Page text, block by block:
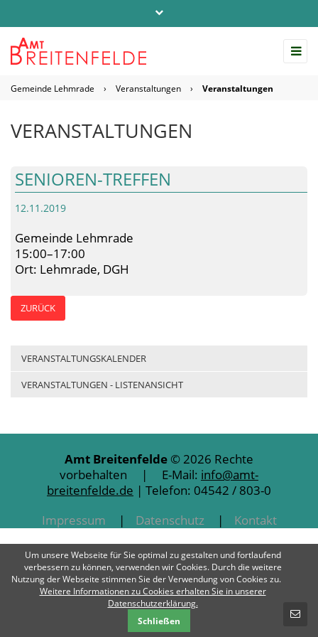
SCHNELLKONTAKT
E-Mail-Nachricht - Amt Breitenfelde
info@amt-breitenfelde.de
Gemeinde Lehmrade › Veranstaltungen › Veranstaltungen
VERANSTALTUNGEN
SENIOREN-TREFFEN
12.11.2019
Gemeinde Lehmrade
15:00–17:00
Ort: Lehmrade, DGH
ZURÜCK
VERANSTALTUNGSKALENDER
VERANSTALTUNGEN - LISTENANSICHT
Amt Breitenfelde © 2026 Rechte
vorbehalten | E-Mail: info@amt-
breitenfelde.de | Telefon: 04542 / 803-0
Impressum
Datenschutz Kontakt
Um unsere Webseite für Sie optimal zu gestalten und fortlaufend
verbessern zu können, verwenden wir Cookies. Durch die weitere
Nutzung der Webseite stimmen Sie der Verwendung von Cookies zu.
Weitere Informationen zu Cookies erhalten Sie in unserer
Datenschutzerklärung.
Schließen